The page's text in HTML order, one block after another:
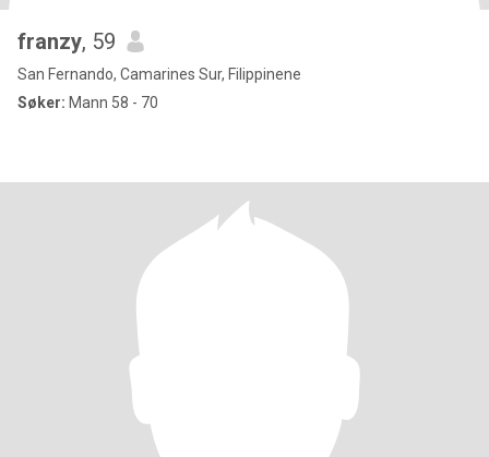
franzy, 59
San Fernando, Camarines Sur, Filippinene
Søker: Mann 58 - 70